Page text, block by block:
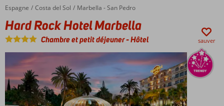
possible
Piscine
sur le
toit
avec
Accueil
Espagne Costa del Sol Marbella - San Pedro
Hard Rock Hotel Marbella
Hard Rock Hotel Marbella
Chambre et petit déjeuner-Hôtel sauver